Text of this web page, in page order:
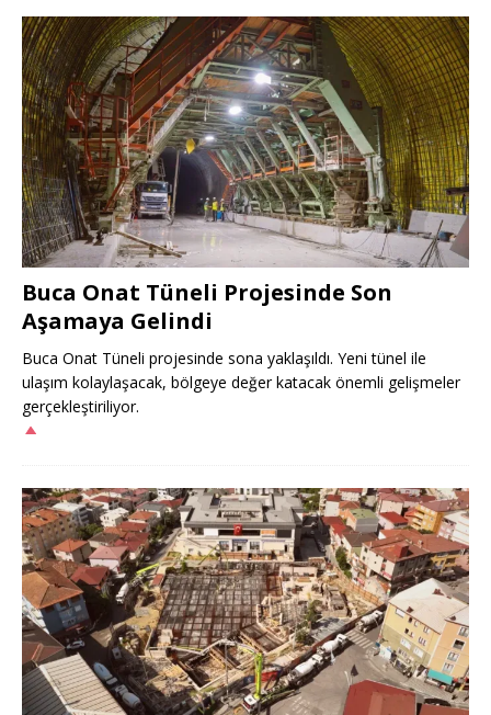
Buca Onat Tüneli Projesinde Son
Aşamaya Gelindi
Buca Onat Tüneli projesinde sona yaklaşıldı. Yeni tünel ile
ulaşım kolaylaşacak, bölgeye değer katacak önemli gelişmeler
gerçekleştiriliyor.